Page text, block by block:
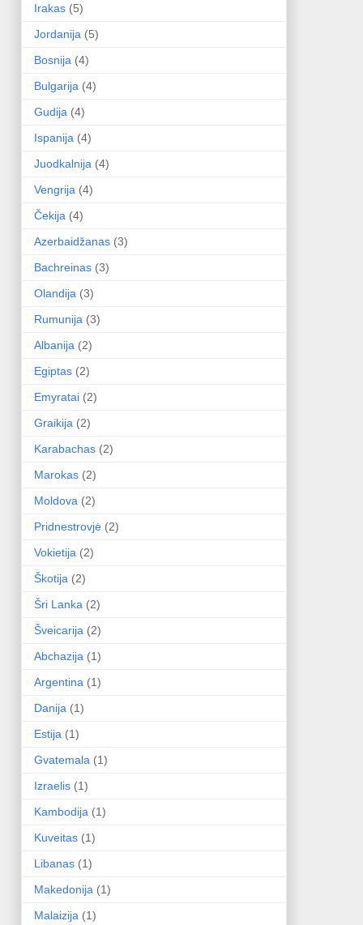
Irakas (5)
Jordanija (5)
Bosnija (4)
Bulgarija (4)
Gudija (4)
Ispanija (4)
Juodkalnija (4)
Vengrija (4)
Čekija (4)
Azerbaidžanas (3)
Bachreinas (3)
Olandija (3)
Rumunija (3)
Albanija (2)
Egiptas (2)
Emyratai (2)
Graikija (2)
Karabachas (2)
Marokas (2)
Moldova (2)
Pridnestrovjė (2)
Vokietija (2)
Škotija (2)
Šri Lanka (2)
Šveicarija (2)
Abchazija (1)
Argentina (1)
Danija (1)
Estija (1)
Gvatemala (1)
Izraelis (1)
Kambodija (1)
Kuveitas (1)
Libanas (1)
Makedonija (1)
Malaizija (1)